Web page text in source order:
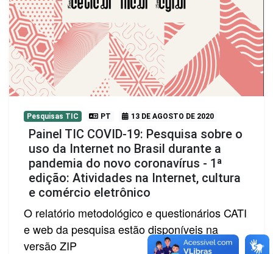
Pesquisas TIC PT 13 DE AGOSTO DE 2020
Painel TIC COVID-19: Pesquisa sobre o
uso da Internet no Brasil durante a
pandemia do novo coronavírus - 1ª
edição: Atividades na Internet, cultura
e comércio eletrônico
O relatório metodológico e questionários CATI
e web da pesquisa estão disponíveis na
versão ZIP